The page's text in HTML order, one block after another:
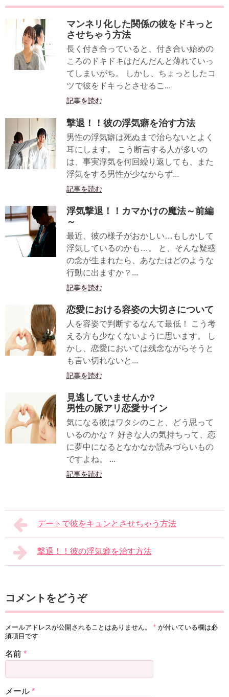
マンネリ化した関係の彼をドキっと
させちゃう方法
長く付き合っていると、付き合い始めの
ころのドキドキはだんだんと薄れていっ
てしまいがち。 しかし、ちょっとしたコ
ツで彼をドキっとさせるこ...
記事を読む
撃退！！彼の浮気癖を治す方法
男性の浮気癖は死ぬまで治らないとよく
耳にします。 こう断言する人が多いの
は、事実浮気を何回繰り返しても、また
浮気をする男性が少なからず...
記事を読む
浮気撃退！！カマかけの魔法～前編
～
最近、彼の様子がおかしい…もしかして
浮気しているのかも…。 と、そんな疑惑
の念が生まれたら、あなたはどのような
行動に出ますか？...
記事を読む
恋愛における容姿の大切さについて
人を容姿で判断するなんて最低！ こう考
える方も少なくないように思います。 し
かし、恋愛においては残念ながらそうと
も言い切れないと...
記事を読む
見逃していませんか?
男性の脈アリ恋愛サイン
気になる彼はワタシのこと、どう思って
いるのかな？ 好きな人の気持ちって、恋
に夢中になるとなかなか読みづらいもの
ですよね。 ...
記事を読む
デートで彼をキュンとさせちゃう方法
撃退！！彼の浮気癖を治す方法
コメントをどうぞ
メールアドレスが公開されることはありません。 * が付いている欄は必
須項目です
名前 *
メール *